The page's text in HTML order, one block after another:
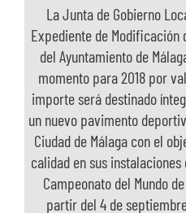
EL
EUROS EN EL
DEPORTIVO DEL
CIUDAD
La Junta de Gobierno
Expediente de Modificación
del Ayuntamiento de
momento para 2018 por
importe será destinado
un nuevo pavimento
Ciudad de Málaga con el
calidad en sus
Campeonato del Mundo
partir del 4 de